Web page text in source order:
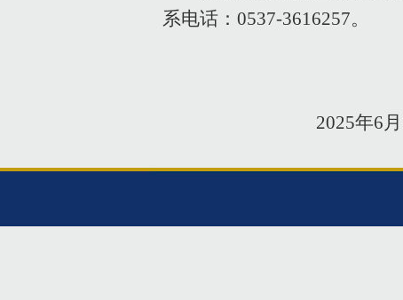
系电话： 0537-3616257。
2025年6月